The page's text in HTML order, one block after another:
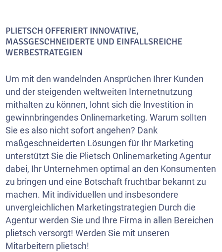
PLIETSCH OFFERIERT INNOVATIVE,
MASSGESCHNEIDERTE UND EINFALLSREICHE W
ERBESTRATEGIEN
Um mit den wandelnden Ansprüchen Ihrer Kunden
und der steigenden weltweiten Internetnutzung
mithalten zu können, lohnt sich die Investition in
gewinnbringendes Onlinemarketing. Warum sollten
Sie es also nicht sofort angehen? Dank
maßgeschneiderten Lösungen für Ihr Marketing
unterstützt Sie die Plietsch Onlinemarketing Agentur
dabei, Ihr Unternehmen optimal an den Konsumenten
zu bringen und eine Botschaft fruchtbar bekannt zu
machen. Mit individuellen und insbesondere
unvergleichlichen Marketingstrategien Durch die
Agentur werden Sie und Ihre Firma in allen Bereichen
plietsch versorgt! Werden Sie mit unseren
Mitarbeitern plietsch!